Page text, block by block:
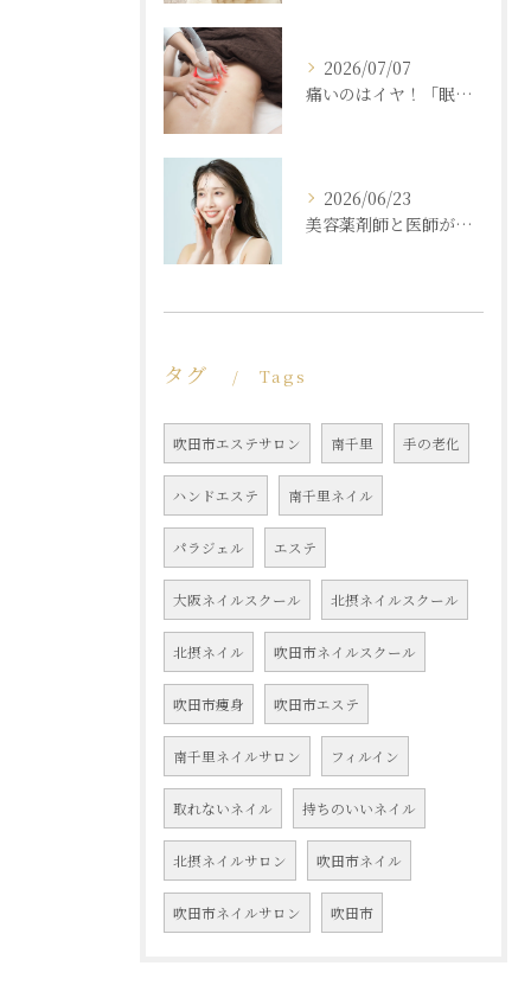
2026/07/07
痛いのはイヤ！「眠れるほど気持ちいいのに結果が出る」痩身エステの秘密
2026/06/23
美容薬剤師と医師が共同開発した商材と「真皮層フェイシャル」で内側からもっちり潤う素肌へ
タグ Tags
吹田市エステサロン 南千里 手の老化
ハンドエステ 南千里ネイル
パラジェル エステ
大阪ネイルスクール 北摂ネイルスクール
北摂ネイル 吹田市ネイルスクール
吹田市痩身 吹田市エステ
南千里ネイルサロン フィルイン
取れないネイル 持ちのいいネイル
北摂ネイルサロン 吹田市ネイル
吹田市ネイルサロン 吹田市